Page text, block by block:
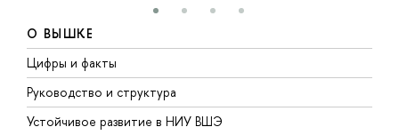
О ВЫШКЕ
Цифры и факты
Руководство и структура
Устойчивое развитие в НИУ ВШЭ